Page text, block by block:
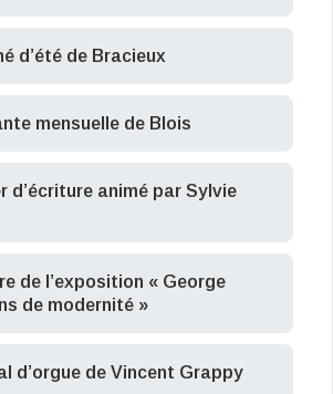
d’été de Bracieux
mensuelle de Blois
d’écriture animé par Sylvie
de l’exposition « George
de modernité »
d’orgue de Vincent Grappy